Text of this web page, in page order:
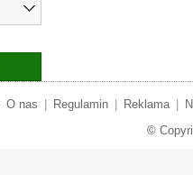
O nas Regulamin Reklama
©